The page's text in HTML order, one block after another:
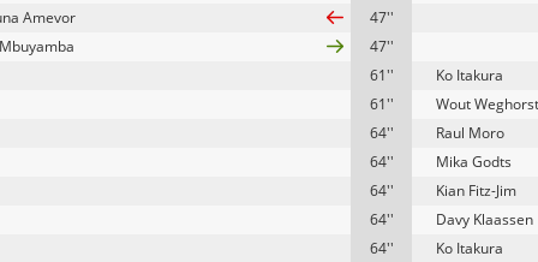
Amevor
47''
47''
61''
Ko Itakura
61''
Wout Weghorst
64''
Raul Moro
64''
Mika Godts
64''
Kian Fitz-Jim
64''
Davy Klaassen
64''
Ko Itakura